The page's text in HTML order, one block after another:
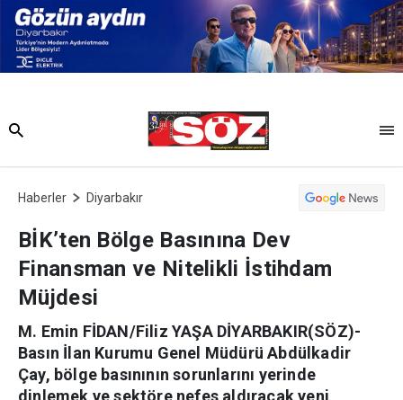
Haberler Diyarbakır
BİK’ten Bölge Basınına Dev
Finansman ve Nitelikli İstihdam
Müjdesi
M. Emin FİDAN/Filiz YAŞA DİYARBAKIR(SÖZ)-
Basın İlan Kurumu Genel Müdürü Abdülkadir
Çay, bölge basınının sorunlarını yerinde